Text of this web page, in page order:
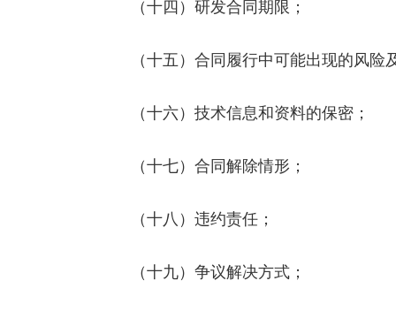
（十四）研发合同期限；
（十五）合同履行中可能出现的风险
（十六）技术信息和资料的保密；
（十七）合同解除情形；
（十八）违约责任；
（十九）争议解决方式；